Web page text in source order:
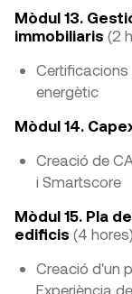
Mòdul 13.
immobiliaris (2
Certificacions
energètic
Mòdul 14.
Creació de
i Smartscore
Mòdul 15. Pla
edificis (4 hores)
Creació d'un
Experiència